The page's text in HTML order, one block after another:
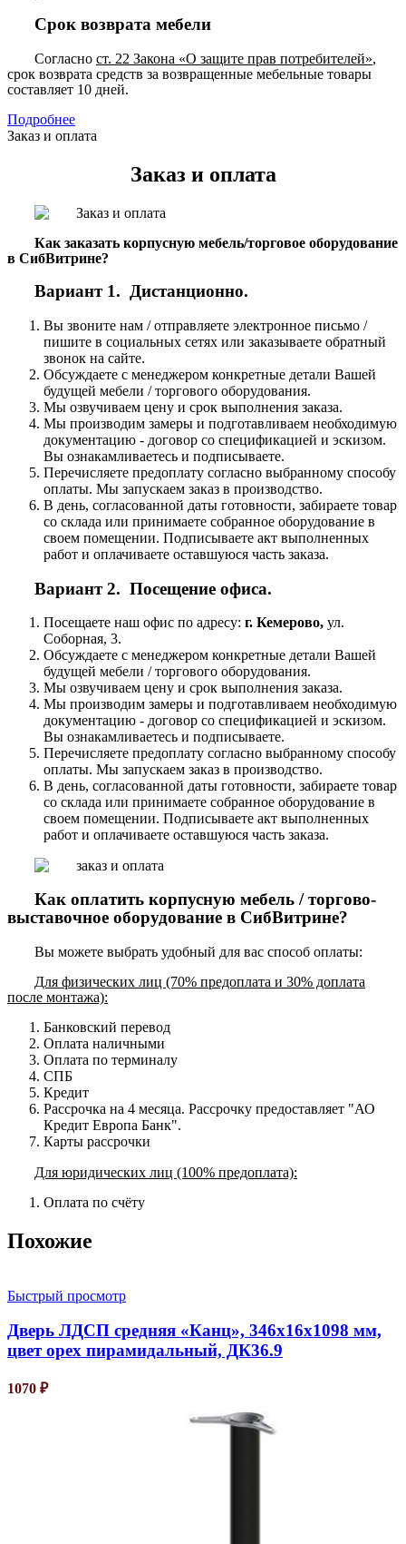
Срок возврата мебели
Согласно ст. 22 Закона «О защите прав потребителей»,
срок возврата средств за возвращенные мебельные товары
составляет 10 дней.
Подробнее
Заказ и оплата
Заказ и оплата
Как заказать корпусную мебель/торговое оборудование
в СибВитрине?
Вариант 1. Дистанционно.
Вы звоните нам / отправляете электронное письмо /
пишите в социальных сетях или заказываете обратный
звонок на сайте.
Обсуждаете с менеджером конкретные детали Вашей
будущей мебели / торгового оборудования.
Мы озвучиваем цену и срок выполнения заказа.
Мы производим замеры и подготавливаем необходимую
документацию - договор со спецификацией и эскизом.
Вы ознакамливаетесь и подписываете.
Перечисляете предоплату согласно выбранному способу
оплаты. Мы запускаем заказ в производство.
В день, согласованной даты готовности, забираете товар
со склада или принимаете собранное оборудование в
своем помещении. Подписываете акт выполненных
работ и оплачиваете оставшуюся часть заказа.
Вариант 2. Посещение офиса.
Посещаете наш офис по адресу: г. Кемерово, ул.
Соборная, 3.
Обсуждаете с менеджером конкретные детали Вашей
будущей мебели / торгового оборудования.
Мы озвучиваем цену и срок выполнения заказа.
Мы производим замеры и подготавливаем необходимую
документацию - договор со спецификацией и эскизом.
Вы ознакамливаетесь и подписываете.
Перечисляете предоплату согласно выбранному способу
оплаты. Мы запускаем заказ в производство.
В день, согласованной даты готовности, забираете товар
со склада или принимаете собранное оборудование в
своем помещении. Подписываете акт выполненных
работ и оплачиваете оставшуюся часть заказа.
Как оплатить корпусную мебель / торгово-
выставочное оборудование в СибВитрине?
Вы можете выбрать удобный для вас способ оплаты:
Для физических лиц (70% предоплата и 30% доплата
после монтажа):
Банковский перевод
Оплата наличными
Оплата по терминалу
СПБ
Кредит
Рассрочка на 4 месяца. Рассрочку предоставляет "АО
Кредит Европа Банк".
Карты рассрочки
Для юридических лиц (100% предоплата):
Оплата по счёту
Похожие
Быстрый просмотр
Дверь ЛДСП средняя «Канц», 346х16х1098 мм,
цвет орех пирамидальный, ДК36.9
1070 ₽